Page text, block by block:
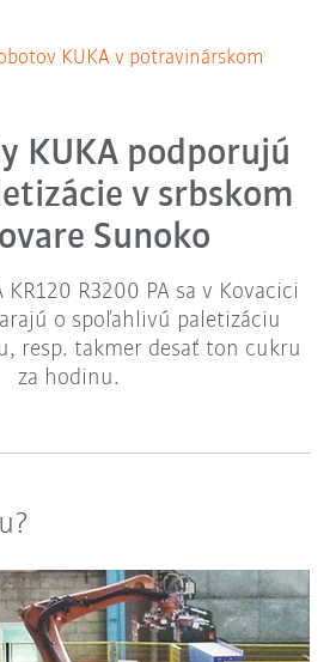
KUKA v potravinárskom
KUKA podporujú
v srbskom
Sunoko
KR120 R3200 PA sa v Kovacici
o spoľahlivú paletizáciu
resp. takmer desať ton cukru
za hodinu.